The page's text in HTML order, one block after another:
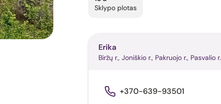
Sklypo plotas
Erika
Biržų r., Joniškio r., Pakruojo r., Pasvalio r.
+370-639-93501